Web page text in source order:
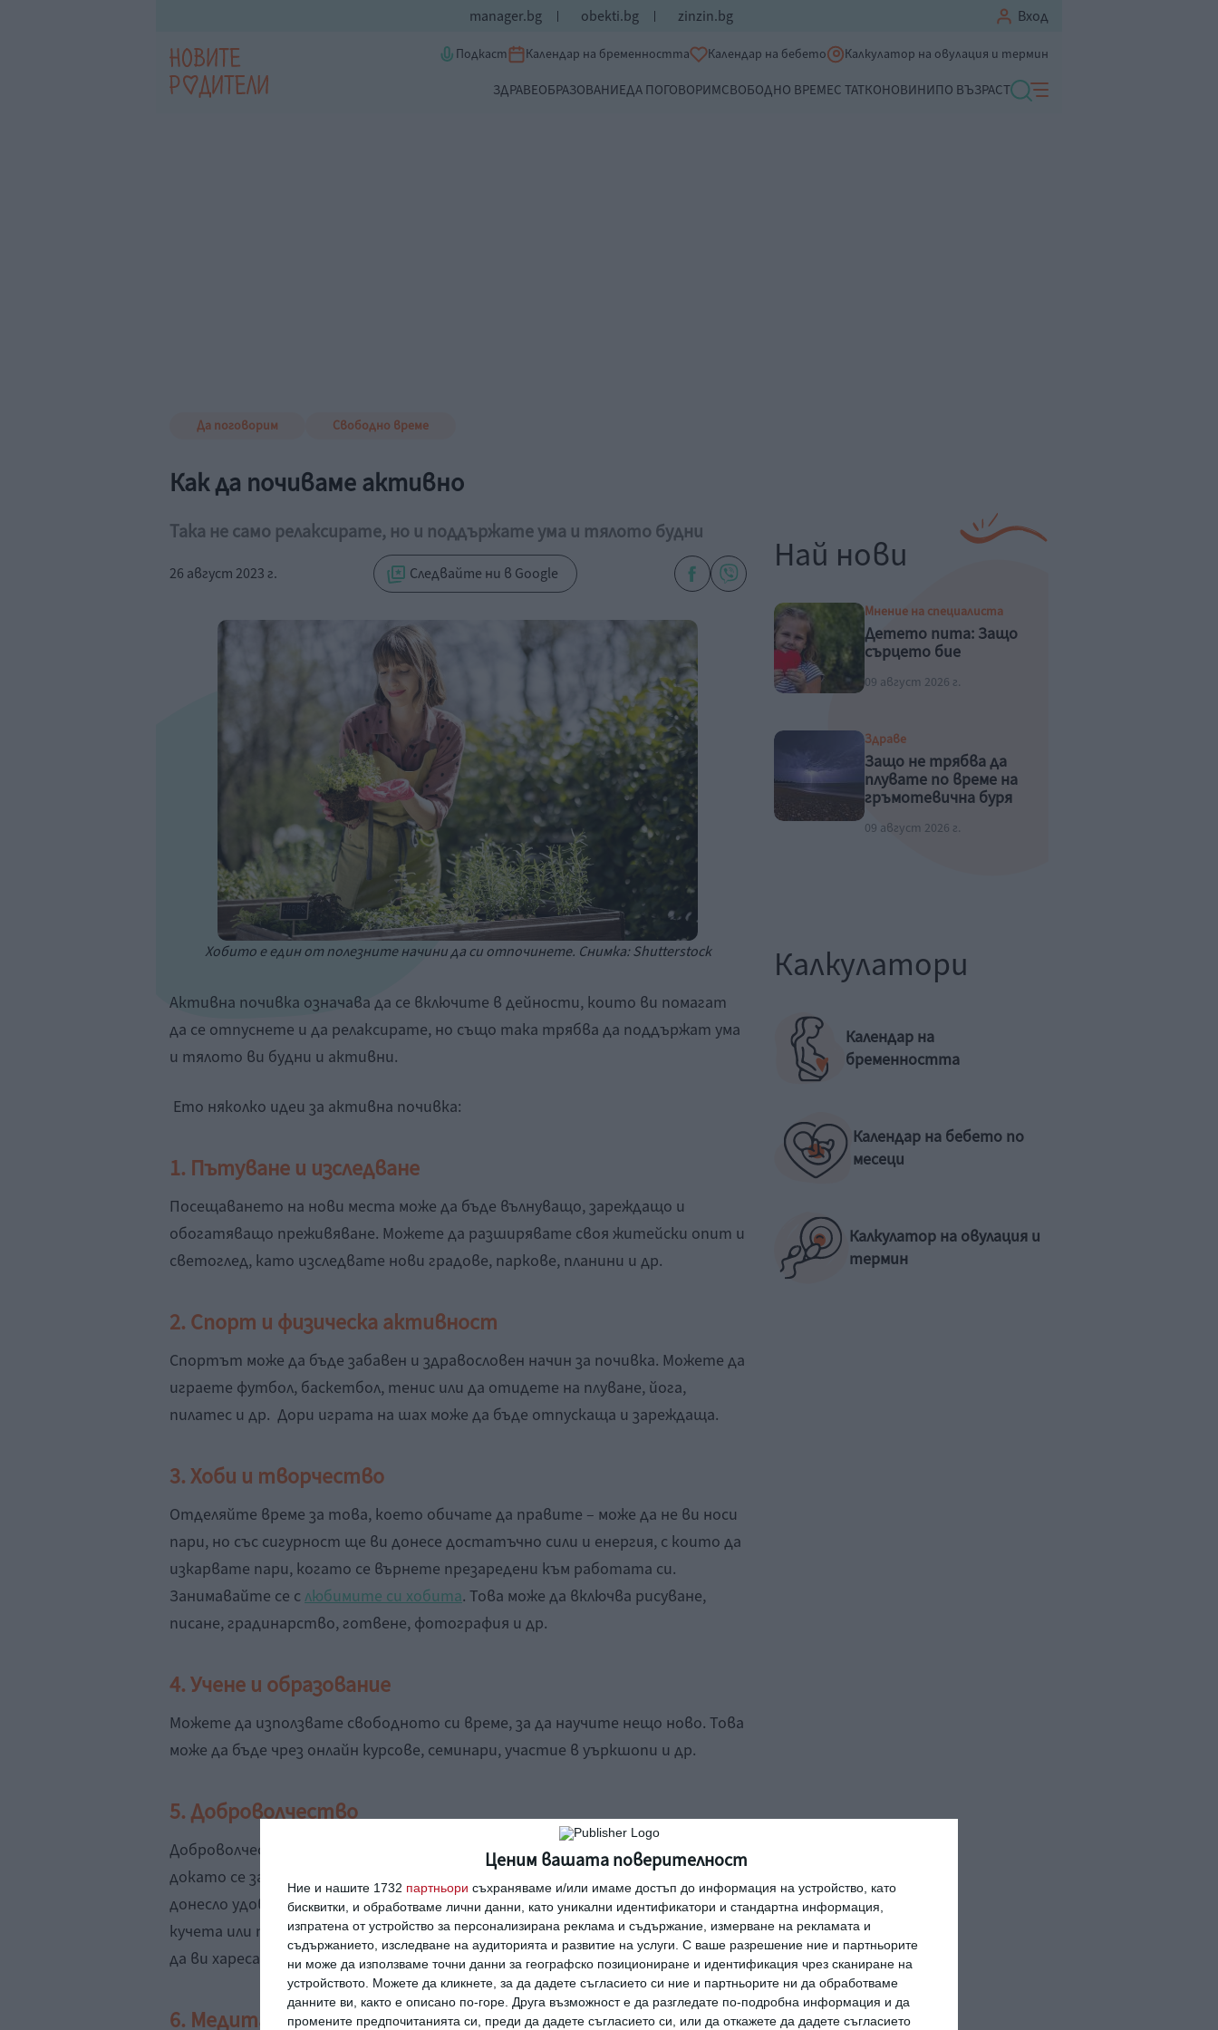
Ценим вашата поверителност
Ние и нашите 1732 партньори съхраняваме и/или имаме достъп до информация на устройство, като
бисквитки, и обработваме лични данни, като уникални идентификатори и стандартна информация,
изпратена от устройство за персонализирана реклама и съдържание, измерване на рекламата и
съдържанието, изследване на аудиторията и развитие на услуги. С ваше разрешение ние и партньорите
ни може да използваме точни данни за географско позициониране и идентификация чрез сканиране на
устройството. Можете да кликнете, за да дадете съгласието си ние и партньорите ни да обработваме
данните ви, както е описано по-горе. Друга възможност е да разгледате по-подробна информация и да
промените предпочитанията си, преди да дадете съгласието си, или да откажете да дадете съгласието
manager.bg obekti.bg zinzin.bg Вход
Подкаст Календар на бременността Календар на бебето Калкулатор на овулация и термин
ЗДРАВЕОБРАЗОВАНИЕДА ПОГОВОРИМСВОБОДНО ВРЕМЕС ТАТКОНОВИНИПО ВЪЗРАСТ
Да поговорим Свободно време
Как да почиваме активно
Така не само релаксирате, но и поддържате ума и тялото будни
26 август 2023 г. Следвайте ни в Google
Хобито е един от полезните начини да си отпочинете. Снимка: Shutterstock
Активна почивка означава да се включите в дейности, които ви помагат
да се отпуснете и да релаксирате, но също така трябва да поддържат ума
и тялото ви будни и активни.
Ето няколко идеи за активна почивка:
1. Пътуване и изследване
Посещаването на нови места може да бъде вълнуващо, зареждащо и
обогатяващо преживяване. Можете да разширявате своя житейски опит и
светоглед, като изследвате нови градове, паркове, планини и др.
2. Спорт и физическа активност
Спортът може да бъде забавен и здравословен начин за почивка. Можете да
играете футбол, баскетбол, тенис или да отидете на плуване, йога,
пилатес и др. Дори играта на шах може да бъде отпускаща и зареждаща.
3. Хоби и творчество
Отделяйте време за това, което обичате да правите – може да не ви носи
пари, но със сигурност ще ви донесе достатъчно сили и енергия, с които да
изкарвате пари, когато се върнете презаредени към работата си.
Занимавайте се слюбимите си хобита. Това може да включва рисуване,
писане, градинарство, готвене, фотография и др.
4. Учене и образование
Можете да използвате свободното си време, за да научите нещо ново. Това
може да бъде чрез онлайн курсове, семинари, участие в уъркшопи и др.
5. Доброволчество
Доброволчеството е отличен начин да помогнете на общността си,
докато се забавлявате и учите нови умения. Открийте онова, което би ви
донесло удовлетворение – дом за сираци, дом за възрастни хора приют за
кучета или просто се включете в някоя гражданска инициатива. Може пък
да ви хареса и да ви увлече.
6. Медитация и йога
Най нови
Мнение на специалиста
Детето пита: Защо
сърцето бие
09 август 2026 г.
Здраве
Защо не трябва да
плувате по време на
гръмотевична буря
09 август 2026 г.
Калкулатори
Календар на
бременността
Календар на бебето по
месеци
Калкулатор на овулация и
термин